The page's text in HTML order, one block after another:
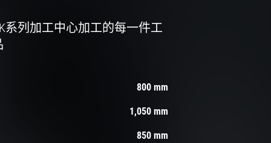
系列加工中心加工的每一件工
800 mm
1,050 mm
850 mm